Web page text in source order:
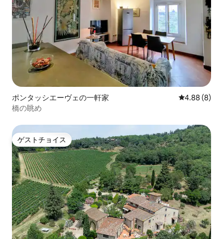
ポンタッシエーヴェの一軒家 レビュー8件
4.88 (8)
橋の眺め
ゲストチョイス
ゲストチョイス